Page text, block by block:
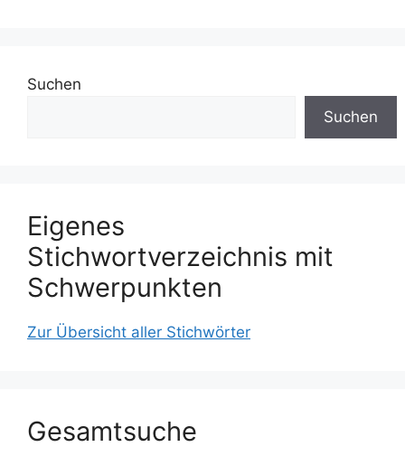
Suchen
Suchen
Eigenes
Stichwortverzeichnis mit
Schwerpunkten
Zur Übersicht aller Stichwörter
Gesamtsuche